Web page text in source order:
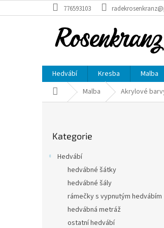
na
776593103
Hedvábí Kresba Malba
Domů Malba Akrylové
kategorie
Kategorie
Hedvábí
hedvábné šátky
hedvábné šály
rámečky s vypnutým hedvábím
hedvábná metráž
ostatní hedvábí